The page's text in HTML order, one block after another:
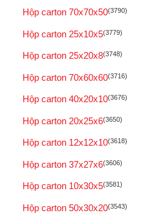
Hộp carton 70x70x50(3790)
Hộp carton 25x10x5(3779)
Hộp carton 25x20x8(3748)
Hộp carton 70x60x60(3716)
Hộp carton 40x20x10(3676)
Hộp carton 20x25x6(3650)
Hộp carton 12x12x10(3618)
Hộp carton 37x27x6(3606)
Hộp carton 10x30x5(3581)
Hộp carton 50x30x20(3543)